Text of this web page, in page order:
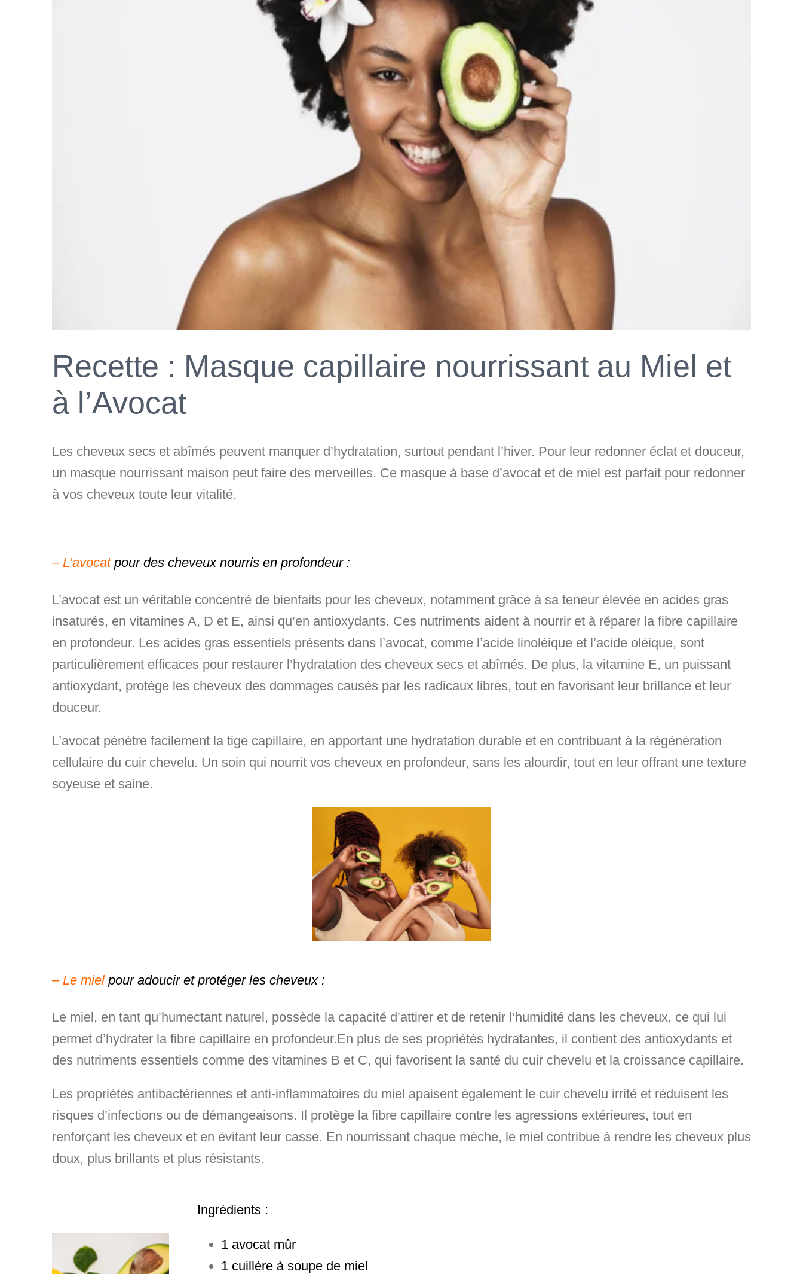
Recette : Masque capillaire nourrissant au Miel et
à l’Avocat
Les cheveux secs et abîmés peuvent manquer d’hydratation, surtout pendant l’hiver. Pour leur redonner éclat et douceur,
un masque nourrissant maison peut faire des merveilles. Ce masque à base d’avocat et de miel est parfait pour redonner
à vos cheveux toute leur vitalité.
– L’avocatpour des cheveux nourris en profondeur :
L’avocat est un véritable concentré de bienfaits pour les cheveux, notamment grâce à sa teneur élevée en acides gras
insaturés, en vitamines A, D et E, ainsi qu’en antioxydants. Ces nutriments aident à nourrir et à réparer la fibre capillaire
en profondeur. Les acides gras essentiels présents dans l’avocat, comme l’acide linoléique et l’acide oléique, sont
particulièrement efficaces pour restaurer l’hydratation des cheveux secs et abîmés. De plus, la vitamine E, un puissant
antioxydant, protège les cheveux des dommages causés par les radicaux libres, tout en favorisant leur brillance et leur
douceur.
L’avocat pénètre facilement la tige capillaire, en apportant une hydratation durable et en contribuant à la régénération
cellulaire du cuir chevelu. Un soin qui nourrit vos cheveux en profondeur, sans les alourdir, tout en leur offrant une texture
soyeuse et saine.
– Le mielpour adoucir et protéger les cheveux :
Le miel, en tant qu’humectant naturel, possède la capacité d’attirer et de retenir l’humidité dans les cheveux, ce qui lui
permet d’hydrater la fibre capillaire en profondeur.En plus de ses propriétés hydratantes, il contient des antioxydants et
des nutriments essentiels comme des vitamines B et C, qui favorisent la santé du cuir chevelu et la croissance capillaire.
Les propriétés antibactériennes et anti-inflammatoires du miel apaisent également le cuir chevelu irrité et réduisent les
risques d’infections ou de démangeaisons. Il protège la fibre capillaire contre les agressions extérieures, tout en
renforçant les cheveux et en évitant leur casse. En nourrissant chaque mèche, le miel contribue à rendre les cheveux plus
doux, plus brillants et plus résistants.
Ingrédients :
1 avocat mûr
1 cuillère à soupe de miel